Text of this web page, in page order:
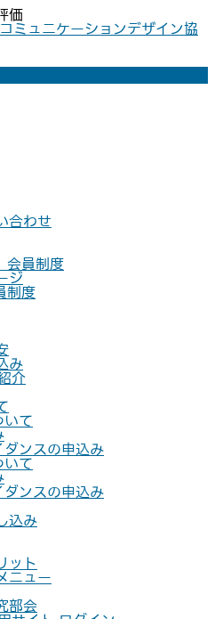
価
ミュニケーションデザイン協
合わせ
会員制度
ジ
制度
み
介
いて
ンスの申込み
いて
ンスの申込み
込み
ット
ニュー
部会